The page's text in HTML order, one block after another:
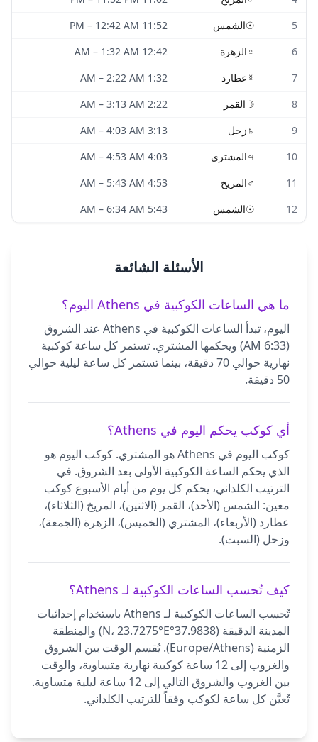
5
☉الشمس 11:52 PM
– 12:42 AM
6
♀ الزهرة 12:42 AM
– 1:32 AM
7
☿ عطارد 1:32 AM
– 2:22 AM
8
☽ القمر 2:22 AM
– 3:13 AM
9
♄ زحل 3:13 AM
– 4:03 AM
10
♃المشتري 4:03 AM
– 4:53 AM
11
♂المريخ 4:53 AM
– 5:43 AM
12
☉الشمس 5:43 AM
– 6:34 AM
الأسئلة الشائعة
ما هي الساعات الكوكبية في Athens اليوم؟
اليوم، تبدأ الساعات الكوكبية في Athens عند الشروق
(6:33 AM) ويحكمها المشتري. تستمر كل ساعة كوكبية
نهارية حوالي 70 دقيقة، بينما تستمر كل ساعة ليلية حوالي
50 دقيقة.
أي كوكب يحكم اليوم في Athens؟
كوكب اليوم في Athens هو المشتري. كوكب اليوم هو
الذي يحكم الساعة الكوكبية الأولى بعد الشروق. في
الترتيب الكلداني، يحكم كل يوم من أيام الأسبوع كوكب
معين: الشمس (الأحد)، القمر (الاثنين)، المريخ (الثلاثاء)،
عطارد (الأربعاء)، المشتري (الخميس)، الزهرة (الجمعة)،
وزحل (السبت).
كيف تُحسب الساعات الكوكبية لـ Athens؟
تُحسب الساعات الكوكبية لـ Athens باستخدام إحداثيات
المدينة الدقيقة (37.9838°N، 23.7275°E) والمنطقة
الزمنية (Europe/Athens). يُقسم الوقت بين الشروق
والغروب إلى 12 ساعة كوكبية نهارية متساوية، والوقت
بين الغروب والشروق التالي إلى 12 ساعة ليلية متساوية.
تُعيَّن كل ساعة لكوكب وفقاً للترتيب الكلداني.